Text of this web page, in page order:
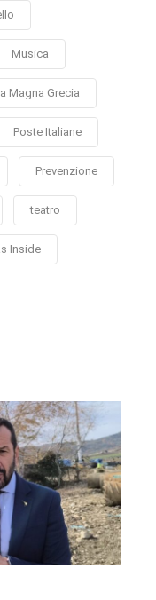
Musica
Magna Grecia
Poste Italiane
Prevenzione
teatro
Inside